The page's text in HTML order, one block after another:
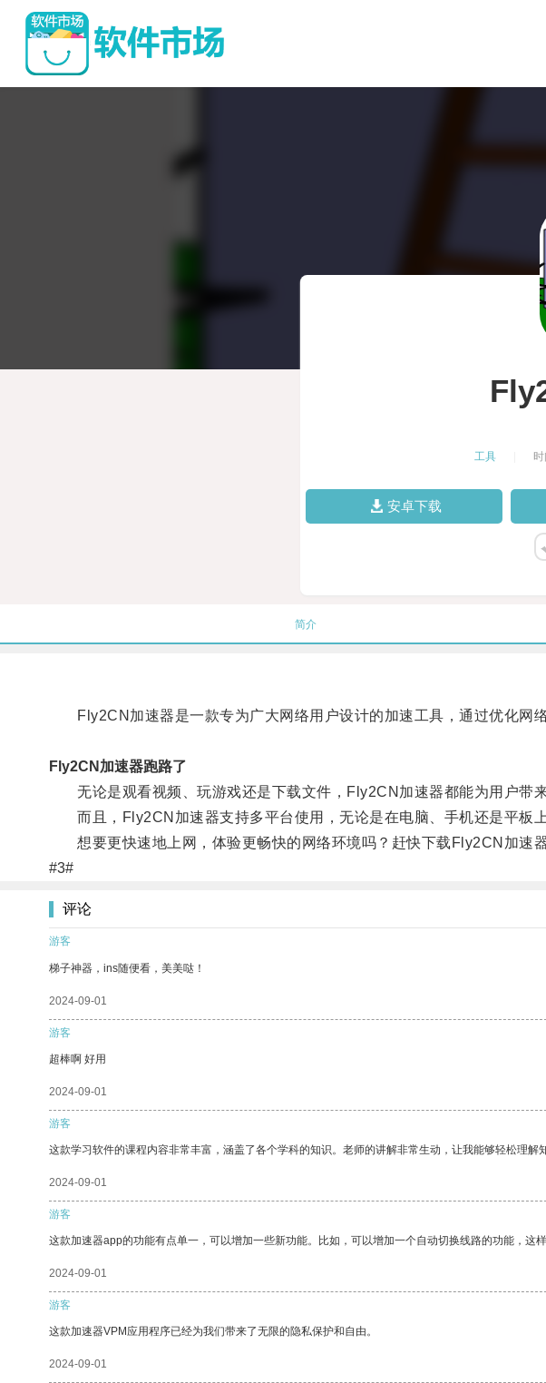
工具
安卓下载
简介
Fly2CN加速器是一款专为广大网络用户设计的加速工具，通过优化网
Fly2CN加速器跑路了
无论是观看视频、玩游戏还是下载文件，Fly2CN加速器都能为用户带来
而且，Fly2CN加速器支持多平台使用，无论是在电脑、手机还是平板上
想要更快速地上网，体验更畅快的网络环境吗？赶快下载Fly2CN加速
#3#
评论
游客
梯子神器，ins随便看，美美哒！
2024-09-01
游客
超棒啊 好用
2024-09-01
游客
这款学习软件的课程内容非常丰富，涵盖了各个学科的知识。老师的讲解非常生动，让我能够轻松理解
2024-09-01
游客
这款加速器app的功能有点单一，可以增加一些新功能。比如，可以增加一个自动切换线路的功能，这
2024-09-01
游客
这款加速器VPM应用程序已经为我们带来了无限的隐私保护和自由。
2024-09-01